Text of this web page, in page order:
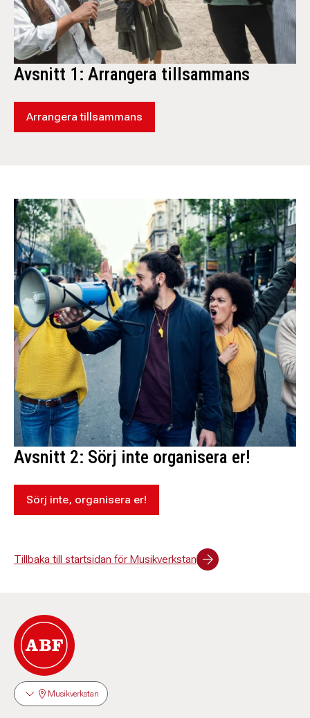
Avsnitt 1: Arrangera tillsammans
Arrangera tillsammans
Avsnitt 2: Sörj inte organisera er!
Sörj inte, organisera er!
Tillbaka till startsidan för Musikverkstan
Musikverkstan